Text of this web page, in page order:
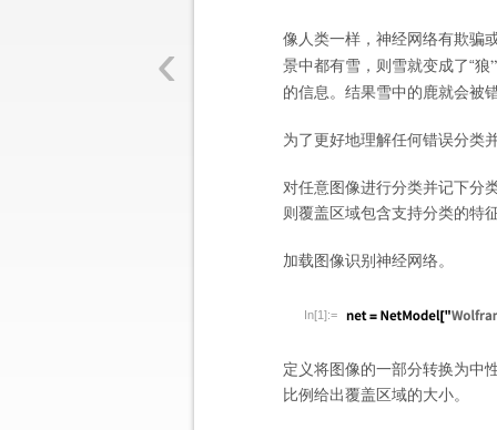
‹
像人类一样，神经网络有欺骗
景中都有雪，则雪就变成了“狼”
的信息。结果雪中的鹿就会被
为了更好地理解任何错误分类
对任意图像进行分类并记下分
则覆盖区域包含支持分类的特
加载图像识别神经网络。
In[1]:=
定义将图像的一部分转换为中
比例给出覆盖区域的大小。